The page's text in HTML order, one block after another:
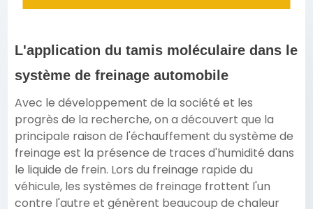
L'application du tamis moléculaire dans le
système de freinage automobile
Avec le développement de la société et les
progrès de la recherche, on a découvert que la
principale raison de l'échauffement du système de
freinage est la présence de traces d'humidité dans
le liquide de frein. Lors du freinage rapide du
véhicule, les systèmes de freinage frottent l'un
contre l'autre et génèrent beaucoup de chaleur